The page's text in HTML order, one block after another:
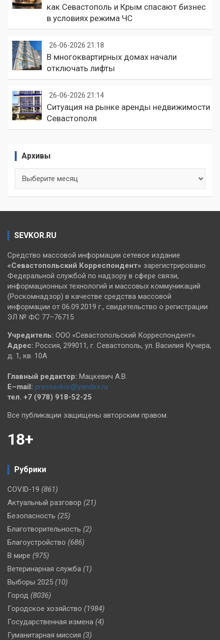
как Севастополь и Крым спасают бизнес
в условиях режима ЧС
26-06-2026 21:18
В многоквартирных домах начали
отключать лифты
26-06-2026 21:14
Ситуация на рынке аренды недвижимости
Севастополя
Архивы
SEVKOR.RU
Средство массовой информации сетевое издание
«Севастопольский Корреспондент» зарегистрировано
Федеральной службой по надзору в сфере связи,
информационных технологий и массовых коммуникаций
(Роскомнадзор) в качестве средства массовой
информации от 06.09.2019 г., свидетельство о регистрации
ЭЛ № ФС 77–76715
Учредитель: ООО «Севастопольский Корреспондент».
Адрес: Россия, 299011, г. Севастополь, ул. Василия Кучера,
д. 1, кв. 10А
Главный редактор: Мацкевич А.В.
E–mail: pressevkor@yandex.ru
тел. +7 (978) 918-52-25
Все публикации защищены авторским правом.
18+
Рубрики
COVID-19 (861)
Актуальный разговор (21)
Безопасность (25)
Благотворительность (2)
Благоустройство (686)
В мире (975)
Ветеринарная служба (1)
Выборы 2025 (10)
Город (8036)
Городское хозяйство (1984)
Государственная измена (4)
Гуманитарная миссия (3)